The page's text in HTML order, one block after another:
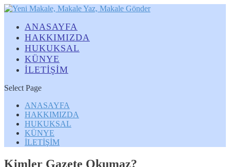
ANASAYFA
HAKKIMIZDA
HUKUKSAL
KÜNYE
İLETİŞİM
Select Page
ANASAYFA
HAKKIMIZDA
HUKUKSAL
KÜNYE
İLETİŞİM
Kimler Gazete Okumaz?